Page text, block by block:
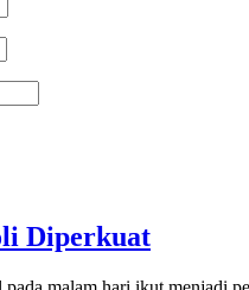
Diperkuat